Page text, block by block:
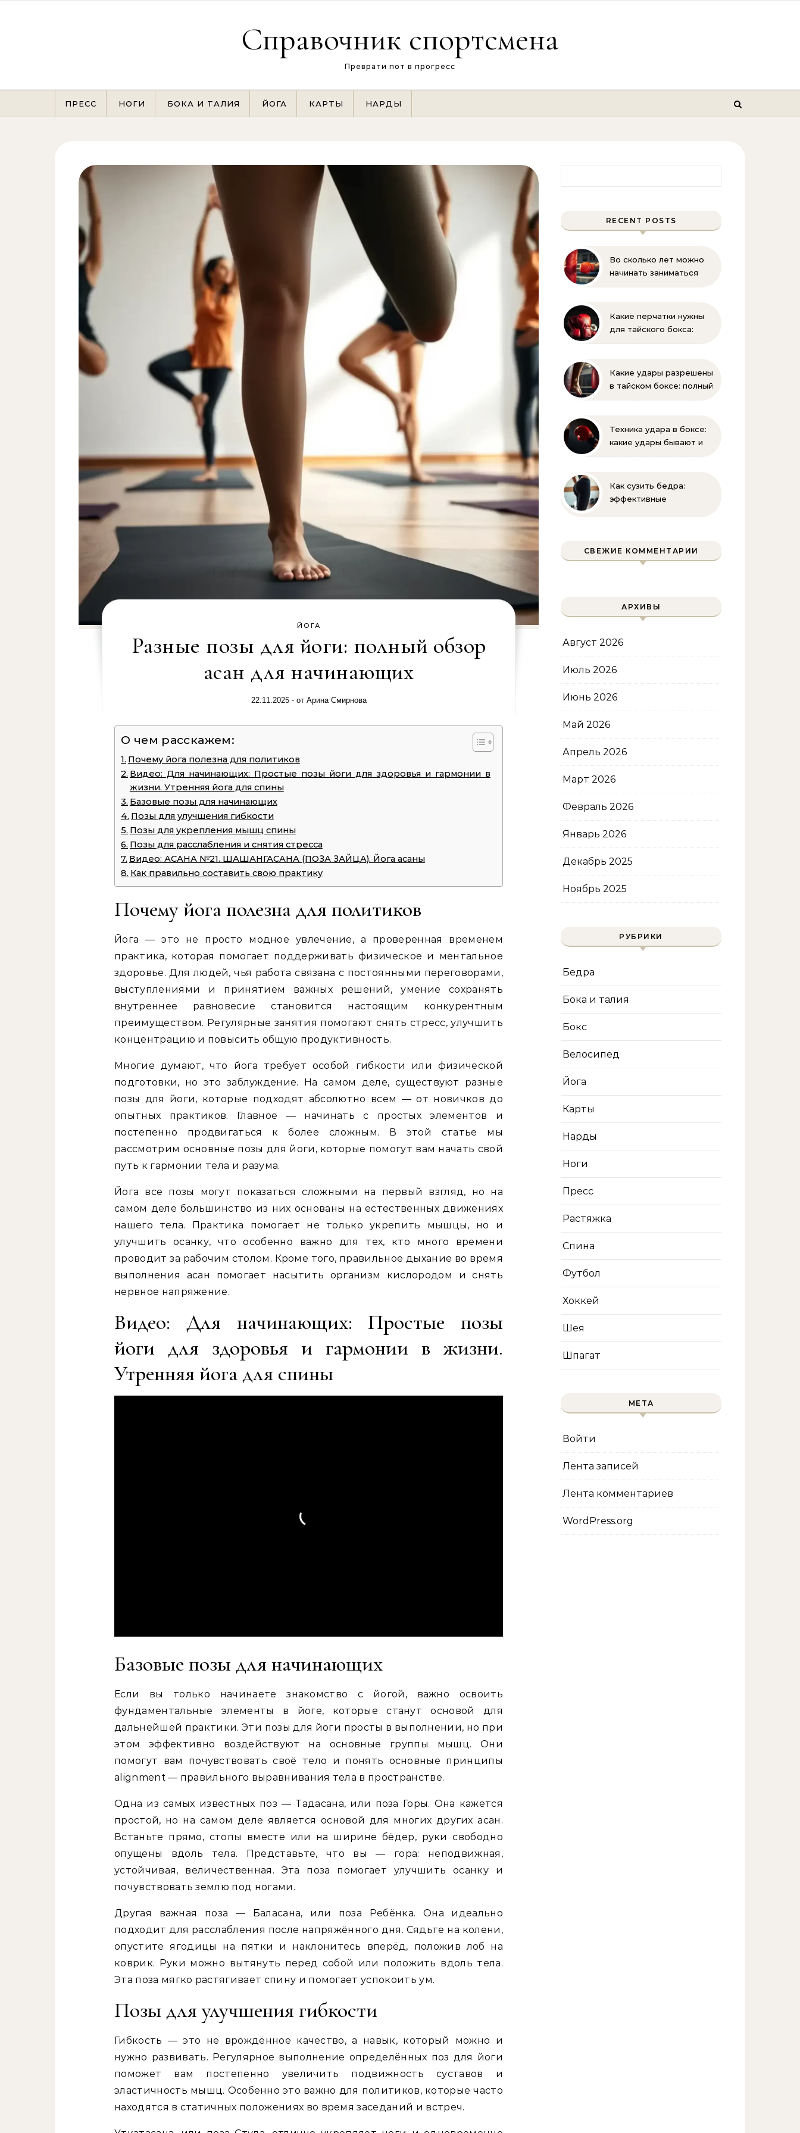
Справочник спортсмена
Преврати пот в прогресс
ПРЕСС НОГИ БОКА И ТАЛИЯ ЙОГА КАРТЫ НАРДЫ
ЙОГА
Разные позы для йоги: полный обзор
асан для начинающих
22.11.2025 - от Арина Смирнова
О чем расскажем:
Почему йога полезна для политиков
Видео: Для начинающих: Простые позы йоги для здоровья и гармонии в
жизни. Утренняя йога для спины
Базовые позы для начинающих
Позы для улучшения гибкости
Позы для укрепления мышц спины
Позы для расслабления и снятия стресса
Видео: АСАНА №21. ШАШАНГАСАНА (ПОЗА ЗАЙЦА). Йога асаны
Как правильно составить свою практику
Почему йога полезна для политиков
Йога — это не просто модное увлечение, а проверенная временем
практика, которая помогает поддерживать физическое и ментальное
здоровье. Для людей, чья работа связана с постоянными переговорами,
выступлениями и принятием важных решений, умение сохранять
внутреннее равновесие становится настоящим конкурентным
преимуществом. Регулярные занятия помогают снять стресс, улучшить
концентрацию и повысить общую продуктивность.
Многие думают, что йога требует особой гибкости или физической
подготовки, но это заблуждение. На самом деле, существуют разные
позы для йоги, которые подходят абсолютно всем — от новичков до
опытных практиков. Главное — начинать с простых элементов и
постепенно продвигаться к более сложным. В этой статье мы
рассмотрим основные позы для йоги, которые помогут вам начать свой
путь к гармонии тела и разума.
Йога все позы могут показаться сложными на первый взгляд, но на
самом деле большинство из них основаны на естественных движениях
нашего тела. Практика помогает не только укрепить мышцы, но и
улучшить осанку, что особенно важно для тех, кто много времени
проводит за рабочим столом. Кроме того, правильное дыхание во время
выполнения асан помогает насытить организм кислородом и снять
нервное напряжение.
Видео: Для начинающих: Простые позы
йоги для здоровья и гармонии в жизни.
Утренняя йога для спины
Базовые позы для начинающих
Если вы только начинаете знакомство с йогой, важно освоить
фундаментальные элементы в йоге, которые станут основой для
дальнейшей практики. Эти позы для йоги просты в выполнении, но при
этом эффективно воздействуют на основные группы мышц. Они
помогут вам почувствовать своё тело и понять основные принципы
alignment — правильного выравнивания тела в пространстве.
Одна из самых известных поз — Тадасана, или поза Горы. Она кажется
простой, но на самом деле является основой для многих других асан.
Встаньте прямо, стопы вместе или на ширине бёдер, руки свободно
опущены вдоль тела. Представьте, что вы — гора: неподвижная,
устойчивая, величественная. Эта поза помогает улучшить осанку и
почувствовать землю под ногами.
Другая важная поза — Баласана, или поза Ребёнка. Она идеально
подходит для расслабления после напряжённого дня. Сядьте на колени,
опустите ягодицы на пятки и наклонитесь вперёд, положив лоб на
коврик. Руки можно вытянуть перед собой или положить вдоль тела.
Эта поза мягко растягивает спину и помогает успокоить ум.
Позы для улучшения гибкости
Гибкость — это не врождённое качество, а навык, который можно и
нужно развивать. Регулярное выполнение определённых поз для йоги
поможет вам постепенно увеличить подвижность суставов и
эластичность мышц. Особенно это важно для политиков, которые часто
находятся в статичных положениях во время заседаний и встреч.
RECENT POSTS
Во сколько лет можно
начинать заниматься
советы тренеров
Какие перчатки нужны
для тайского бокса:
экипировки
Какие удары разрешены
в тайском боксе: полный
Техника удара в боксе:
какие удары бывают и
Как сузить бедра:
эффективные
СВЕЖИЕ КОММЕНТАРИИ
АРХИВЫ
Август 2026
Июль 2026
Июнь 2026
Май 2026
Апрель 2026
Март 2026
Февраль 2026
Январь 2026
Декабрь 2025
Ноябрь 2025
РУБРИКИ
Бедра
Бока и талия
Бокс
Велосипед
Йога
Карты
Нарды
Ноги
Пресс
Растяжка
Спина
Футбол
Хоккей
Шея
Шпагат
МЕТА
Войти
Лента записей
Лента комментариев
WordPress.org